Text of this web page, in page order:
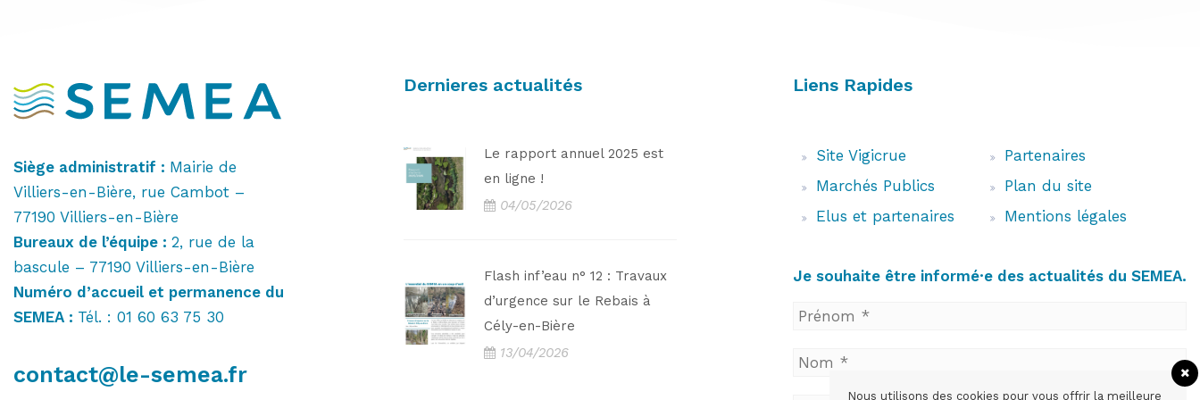
Siège administratif : Mairie de
Villiers-en-Bière, rue Cambot –
77190 Villiers-en-Bière
Bureaux de l’équipe : 2, rue de la
bascule – 77190 Villiers-en-Bière
Numéro d’accueil et permanence du
SEMEA : Tél. : 01 60 63 75 30
contact@le-semea.fr
Dernieres actualités
Le rapport annuel 2025 est
en ligne !
04/05/2026
Flash inf’eau n° 12 : Travaux
d’urgence sur le Rebais à
Cély-en-Bière
13/04/2026
Liens Rapides
Site Vigicrue
Marchés Publics
Elus et partenaires
Partenaires
Plan du site
Mentions légales
Je souhaite être informé·e des actualités du SEMEA.
Nous utilisons des cookies pour vous offrir la meilleure